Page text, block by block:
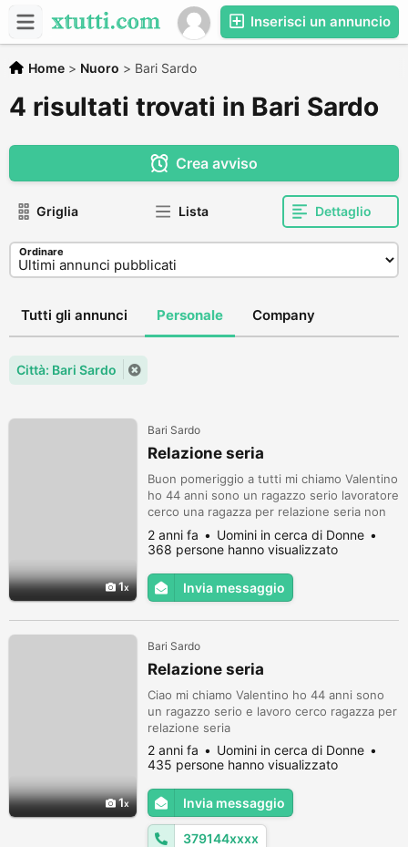
Inserisci un annuncio
Home > Nuoro > Bari Sardo
4 risultati trovati in Bari Sardo
Crea avviso
Griglia Lista Dettaglio
Ordinare
Tutti gli annunci Personale Company
Città: Bari Sardo
1
Bari Sardo
Relazione seria
Buon pomeriggio a tutti mi chiamo Valentino
ho 44 anni sono un ragazzo serio lavoratore
cerco una ragazza per relazione seria non
cerco avventure voglio vivere felice
2 anni fa
Uomini in cerca di Donne
368 persone hanno visualizzato
Invia messaggio
1
Bari Sardo
Relazione seria
Ciao mi chiamo Valentino ho 44 anni sono
un ragazzo serio e lavoro cerco ragazza per
relazione seria
2 anni fa
Uomini in cerca di Donne
435 persone hanno visualizzato
Invia messaggio
379144xxxx